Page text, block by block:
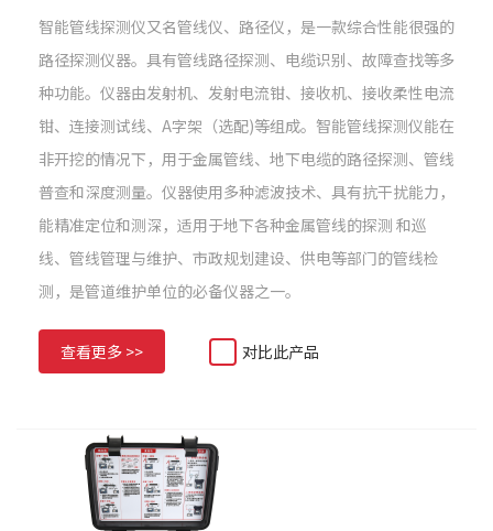
n
智能管线探测仪又名管线仪、路径仪，是一款综合性能很强的
路径探测仪器。具有管线路径探测、电缆识别、故障查找等多
种功能。仪器由发射机、发射电流钳、接收机、接收柔性电流
钳、连接测试线、A字架（选配)等组成。智能管线探测仪能在
非开挖的情况下，用于金属管线、地下电缆的路径探测、管线
普查和深度测量。仪器使用多种滤波技术、具有抗干扰能力，
能精准定位和测深，适用于地下各种金属管线的探测 和巡
线、管线管理与维护、市政规划建设、供电等部门的管线检
测，是管道维护单位的必备仪器之一。
查看更多 >> 对比此产品